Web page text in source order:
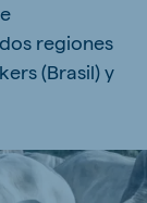
regiones
(Brasil) y